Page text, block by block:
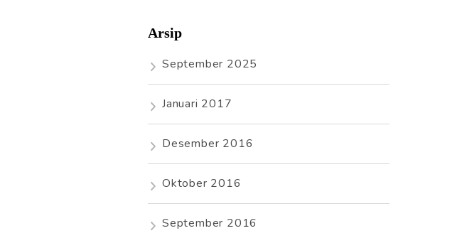
Arsip
September 2025
Januari 2017
Desember 2016
Oktober 2016
September 2016